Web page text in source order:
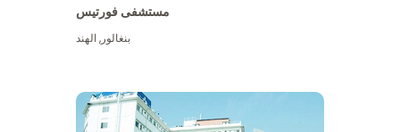
مستشفى فورتيس
بنغالور,الهند